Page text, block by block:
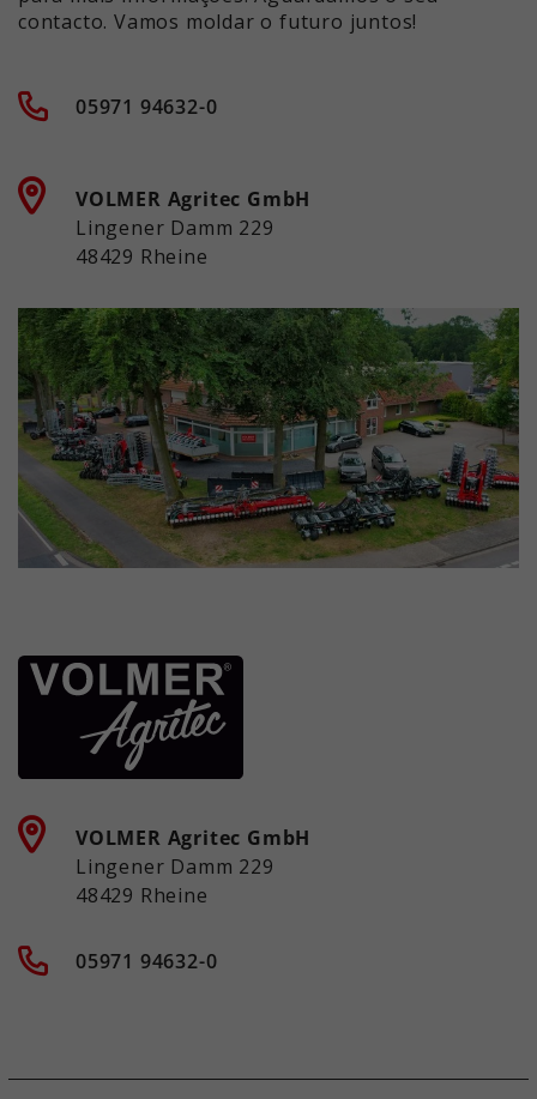
contacto. Vamos moldar o futuro juntos!
05971 94632-0
VOLMER Agritec GmbH
Lingener Damm 229
48429 Rheine
VOLMER Agritec GmbH
Lingener Damm 229
48429 Rheine
05971 94632-0